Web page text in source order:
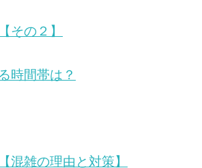
その２】
時間帯は？
雑の理由と対策】